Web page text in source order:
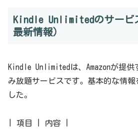
Kindle Unlimitedのサービ
最新情報）
Kindle Unlimitedは、Amazonが提
み放題サービスです。基本的な情
した。
| 項目 | 内容 |